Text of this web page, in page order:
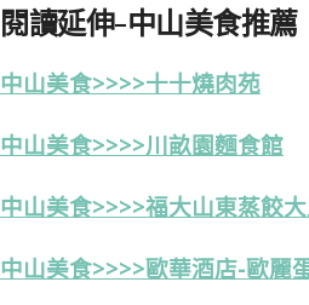
閱讀延伸-中山美食推薦
中山美食>>>>十十燒肉苑
中山美食>>>>川畝園麵食館
中山美食>>>>福大山東蒸餃
中山美食>>>>歐華酒店-歐麗